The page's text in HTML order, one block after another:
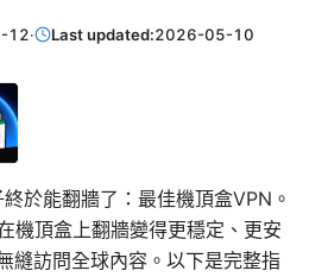
12· Last updated:2026-05-10
於能翻牆了：最佳機頂盒VPN。
機頂盒上翻牆變得更穩定、更安
縫訪問全球內容。以下是完整指